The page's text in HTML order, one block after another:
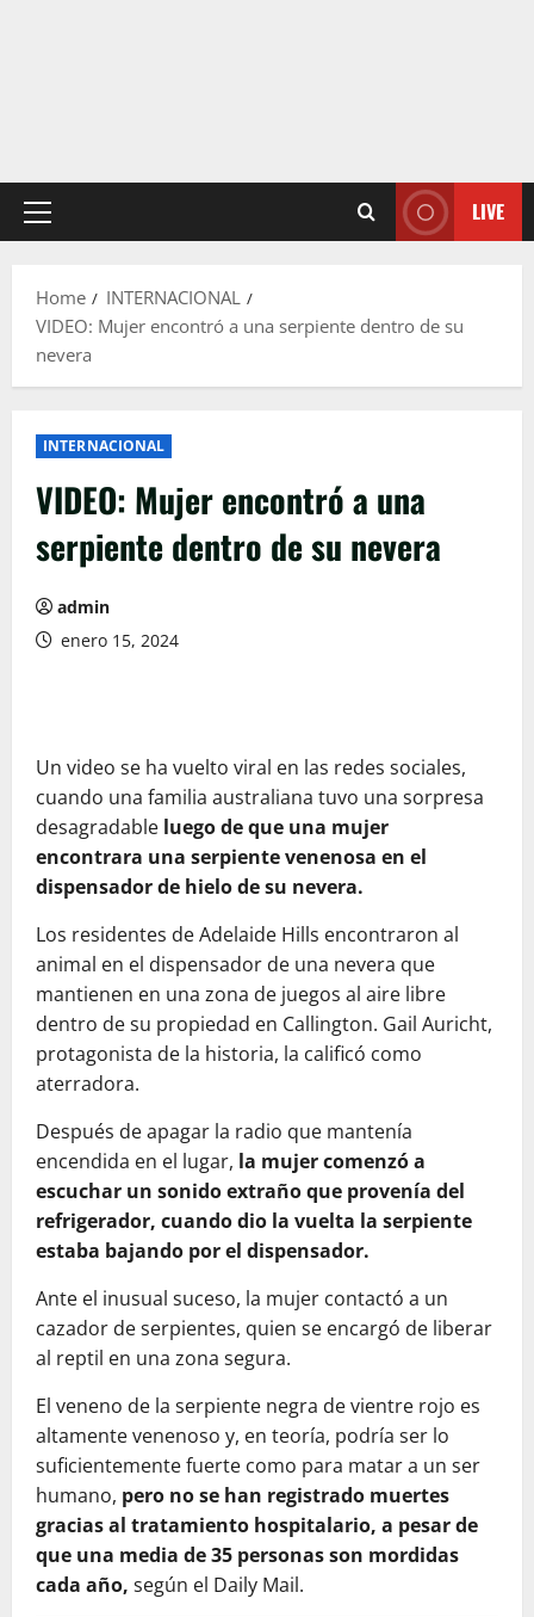
Primary
LIVE
Home
INTERNACIONAL
VIDEO: Mujer encontró a una serpiente dentro de su
nevera
INTERNACIONAL
VIDEO: Mujer encontró a una
serpiente dentro de su nevera
admin
enero 15, 2024
Un video se ha vuelto viral en las redes sociales,
cuando una familia australiana tuvo una sorpresa
desagradable luego de que una mujer
encontrara una serpiente venenosa en el
dispensador de hielo de su nevera.
Los residentes de Adelaide Hills encontraron al
animal en el dispensador de una nevera que
mantienen en una zona de juegos al aire libre
dentro de su propiedad en Callington. Gail Auricht,
protagonista de la historia, la calificó como
aterradora.
Después de apagar la radio que mantenía
encendida en el lugar, la mujer comenzó a
escuchar un sonido extraño que provenía del
refrigerador, cuando dio la vuelta la serpiente
estaba bajando por el dispensador.
Ante el inusual suceso, la mujer contactó a un
cazador de serpientes, quien se encargó de liberar
al reptil en una zona segura.
El veneno de la serpiente negra de vientre rojo es
altamente venenoso y, en teoría, podría ser lo
suficientemente fuerte como para matar a un ser
humano, pero no se han registrado muertes
gracias al tratamiento hospitalario, a pesar de
que una media de 35 personas son mordidas
cada año, según el Daily Mail.